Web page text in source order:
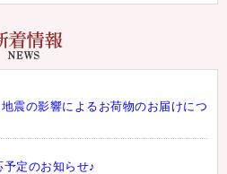
震の影響によるお荷物のお届けにつ
予定のお知らせ♪